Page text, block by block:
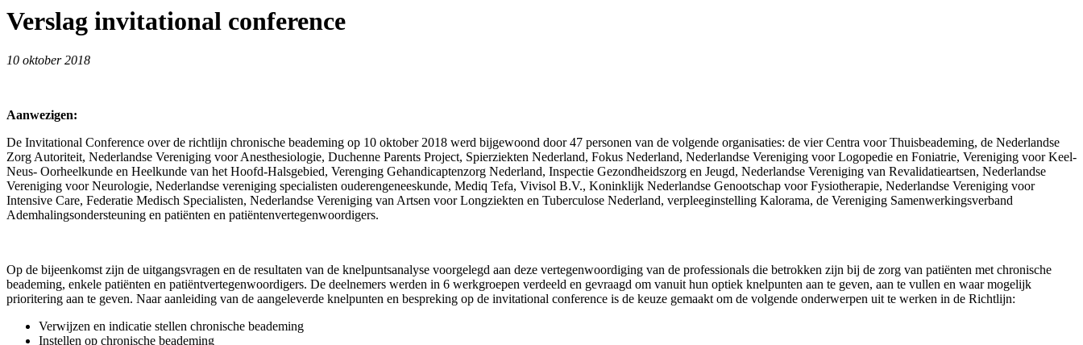
Verslag invitational conference
10 oktober 2018
Aanwezigen:
De Invitational Conference over de richtlijn chronische beademing op 10 oktober 2018 werd bijgewoond door 47 personen van de volgende organisaties: de vier Centra voor Thuisbeademing, de Nederlandse
Zorg Autoriteit, Nederlandse Vereniging voor Anesthesiologie, Duchenne Parents Project, Spierziekten Nederland, Fokus Nederland, Nederlandse Vereniging voor Logopedie en Foniatrie, Vereniging voor Keel-
Neus- Oorheelkunde en Heelkunde van het Hoofd-Halsgebied, Verenging Gehandicaptenzorg Nederland, Inspectie Gezondheidszorg en Jeugd, Nederlandse Vereniging van Revalidatieartsen, Nederlandse
Vereniging voor Neurologie, Nederlandse vereniging specialisten ouderengeneeskunde, Mediq Tefa, Vivisol B.V., Koninklijk Nederlandse Genootschap voor Fysiotherapie, Nederlandse Vereniging voor
Intensive Care, Federatie Medisch Specialisten, Nederlandse Vereniging van Artsen voor Longziekten en Tuberculose Nederland, verpleeginstelling Kalorama, de Vereniging Samenwerkingsverband
Ademhalingsondersteuning en patiënten en patiëntenvertegenwoordigers.
Op de bijeenkomst zijn de uitgangsvragen en de resultaten van de knelpuntsanalyse voorgelegd aan deze vertegenwoordiging van de professionals die betrokken zijn bij de zorg van patiënten met chronische
beademing, enkele patiënten en patiëntvertegenwoordigers. De deelnemers werden in 6 werkgroepen verdeeld en gevraagd om vanuit hun optiek knelpunten aan te geven, aan te vullen en waar mogelijk
prioritering aan te geven. Naar aanleiding van de aangeleverde knelpunten en bespreking op de invitational conference is de keuze gemaakt om de volgende onderwerpen uit te werken in de Richtlijn:
Verwijzen en indicatie stellen chronische beademing
Instellen op chronische beademing